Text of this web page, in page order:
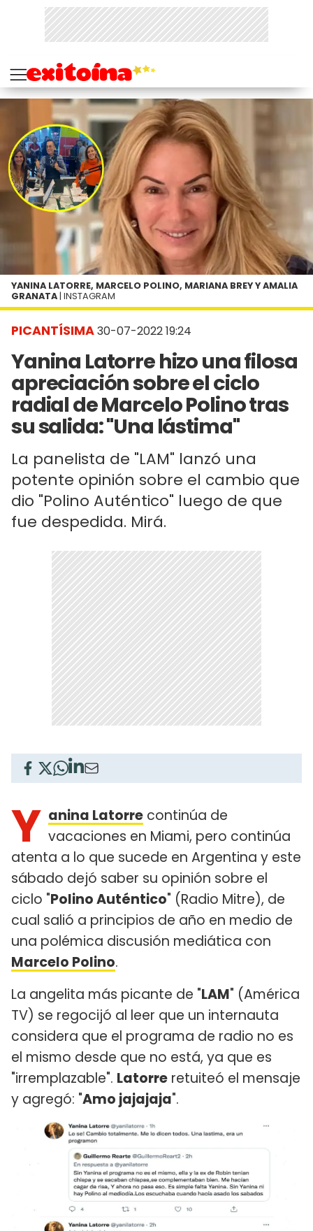
PICANTÍSIMA30-07-2022 19:24
Yanina Latorre hizo una filosa
apreciación sobre el ciclo
radial de Marcelo Polino tras
su salida: "Una lástima"
La panelista de "LAM" lanzó una
potente opinión sobre el cambio que
dio "Polino Auténtico" luego de que
fue despedida. Mirá.
YANINA LATORRE, MARCELO POLINO, MARIANA BREY Y AMALIA
GRANATA | INSTAGRAM
Y anina Latorre continúa de
vacaciones en Miami, pero continúa
atenta a lo que sucede en Argentina y este
sábado dejó saber su opinión sobre el
ciclo "Polino Auténtico" (Radio Mitre), de
cual salió a principios de año en medio de
una polémica discusión mediática con
Marcelo Polino.
La angelita más picante de "LAM" (América
TV) se regocijó al leer que un internauta
considera que el programa de radio no es
el mismo desde que no está, ya que es
"irremplazable". Latorre retuiteó el mensaje
y agregó: "Amo jajajaja".